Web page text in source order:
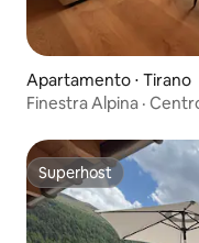
Apartamento ⋅ Tirano
Finestra Alpina ·
Superhost
Superhost